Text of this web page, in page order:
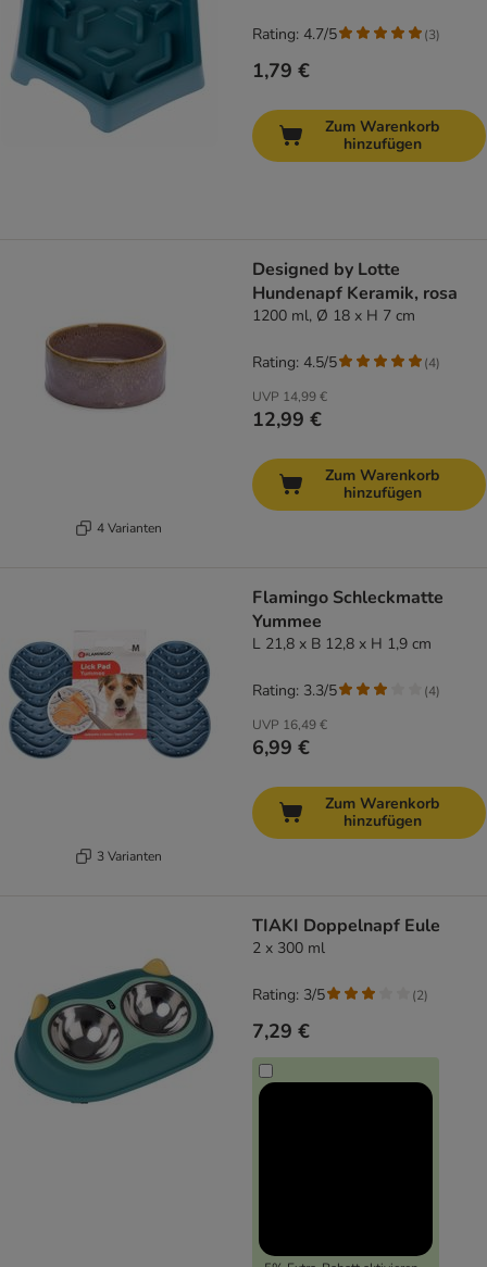
1,79 €
Rating: 4.7/5 (3)
Zum Warenkorb
hinzufügen
4 Varianten
Designed by Lotte
Hundenapf Keramik, rosa
1200 ml, Ø 18 x H 7 cm
UVP 14,99 €
12,99 €
Rating: 4.5/5 (4)
Zum Warenkorb
hinzufügen
3 Varianten
Flamingo Schleckmatte
Yummee
L 21,8 x B 12,8 x H 1,9 cm
UVP 16,49 €
6,99 €
Rating: 3.3/5 (4)
Zum Warenkorb
hinzufügen
TIAKI Doppelnapf Eule
2 x 300 ml
7,29 €
Rating: 3/5 (2)